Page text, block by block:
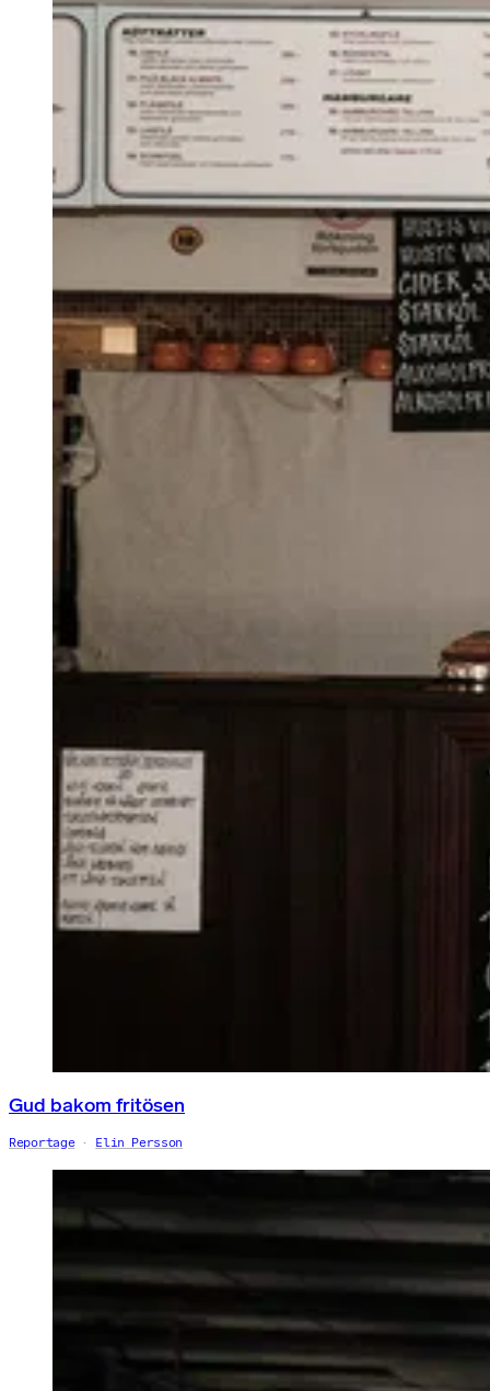
Gud bakom fritösen
Reportage Elin Persson